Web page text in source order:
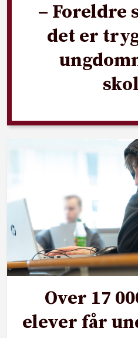
– Foreldre
det er
Over 17
elever får